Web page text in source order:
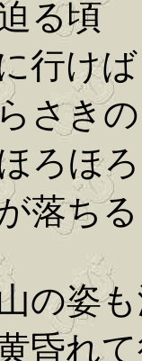
る頃
行けば
さきの
ろほ
落ちる
の姿も
昏れ